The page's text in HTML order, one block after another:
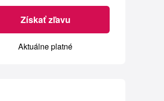
Získať zľavu
Aktuálne platné